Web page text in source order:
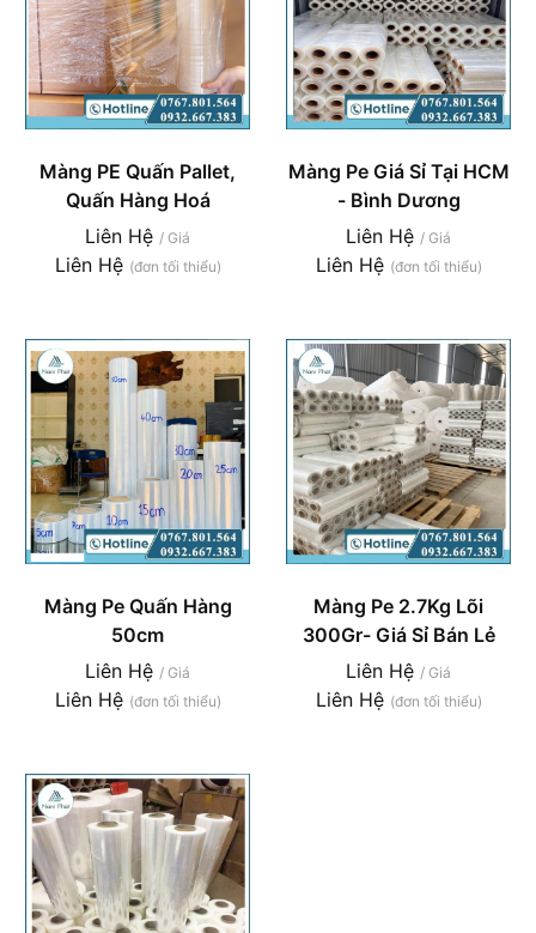
Màng PE Quấn Pallet,
Quấn Hàng Hoá
Liên Hệ / Giá
Liên Hệ (đơn tối thiểu)
Màng Pe Giá Sỉ Tại HCM
- Bình Dương
Liên Hệ / Giá
Liên Hệ (đơn tối thiểu)
Màng Pe Quấn Hàng
50cm
Liên Hệ / Giá
Liên Hệ (đơn tối thiểu)
Màng Pe 2.7Kg Lõi
300Gr- Giá Sỉ Bán Lẻ
Liên Hệ / Giá
Liên Hệ (đơn tối thiểu)